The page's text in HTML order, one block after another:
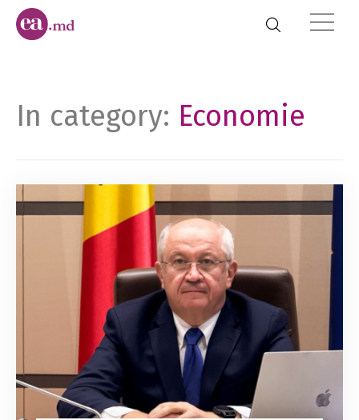
In category: Economie